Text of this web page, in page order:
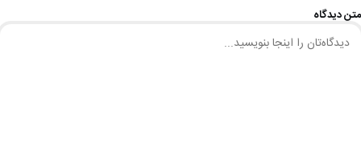
متن دیدگاه